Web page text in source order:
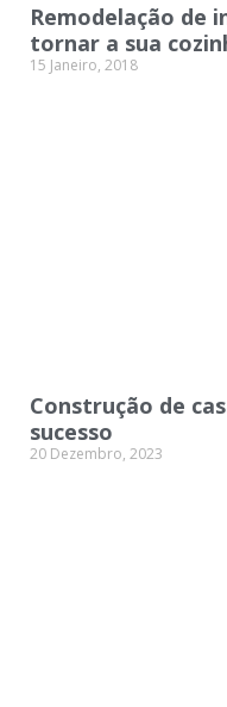
Remodelação de
tornar a sua
15 Janeiro, 2018
Construção de
sucesso
20 Dezembro, 2023